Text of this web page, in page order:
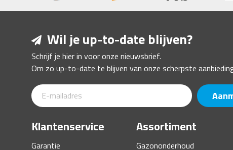
Wil je up-to-date blijven?
Schrijf je hier in voor onze nieuwsbrief.
Om zo up-to-date te blijven van onze scherpste
Klantenservice
Garantie
Assortiment
Gazononderhoud